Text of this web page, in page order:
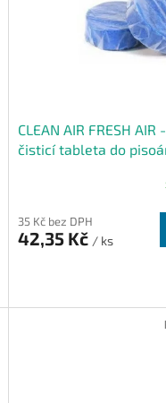
CLEAN AIR FRESH AIR
čisticí tableta do
35 Kč bez DPH
42,35 Kč / ks